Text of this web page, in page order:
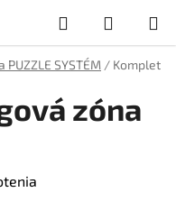
Hľadať
KOŠÍK
SYSTÉM / Komplet
zóna